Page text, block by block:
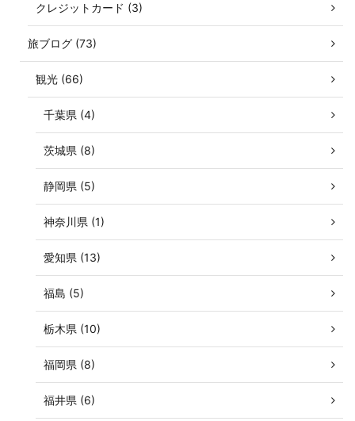
クレジットカード (3)
旅ブログ (73)
観光 (66)
千葉県 (4)
茨城県 (8)
静岡県 (5)
神奈川県 (1)
愛知県 (13)
福島 (5)
栃木県 (10)
福岡県 (8)
福井県 (6)